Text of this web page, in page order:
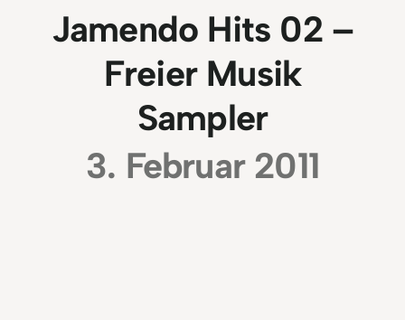
Jamendo Hits 02 –
Freier Musik
Sampler
3. Februar 2011